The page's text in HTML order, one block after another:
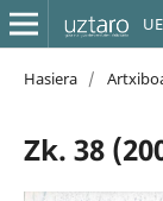
Hasiera /
Zk. 38